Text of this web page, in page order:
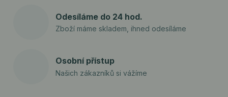
Odesíláme do 24 hod.
Zboží máme skladem, ihned odesíláme
Osobní přístup
Našich zákazníků si vážíme